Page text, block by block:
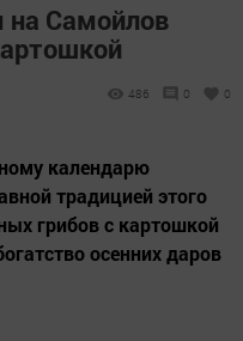
на Самойлов
486 0 0
календарю
традицией этого
грибов с картошкой
осенних даров